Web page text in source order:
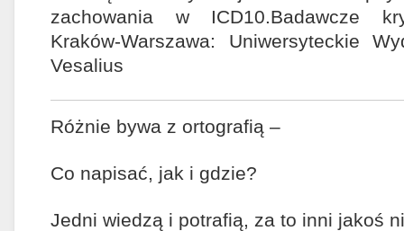
zachowania w ICD10.Badawcze
Kraków-Warszawa: Uniwersyteckie
Vesalius
Różnie bywa z ortografią –
Co napisać, jak i gdzie?
Jedni wiedzą i potrafią, za to inni jakoś